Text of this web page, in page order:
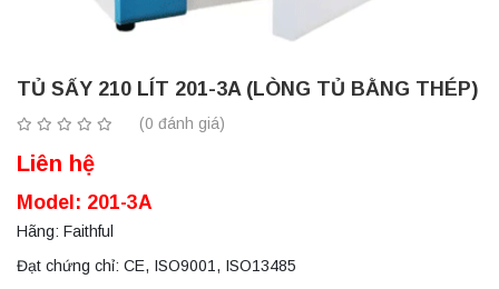
TỦ SẤY 210 LÍT 201-3A (LÒNG TỦ BẰNG THÉP)
(0 đánh giá)
Liên hệ
Model: 201-3A
Hãng: Faithful
Đạt chứng chỉ: CE, ISO9001, ISO13485